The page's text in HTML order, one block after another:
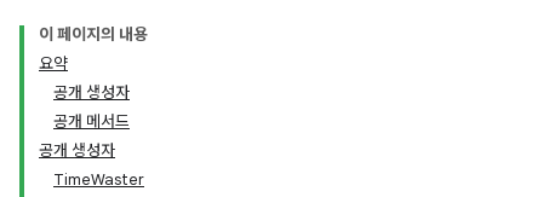
이 페이지의 내용
요약
공개 생성자
공개 메서드
공개 생성자
TimeWaster